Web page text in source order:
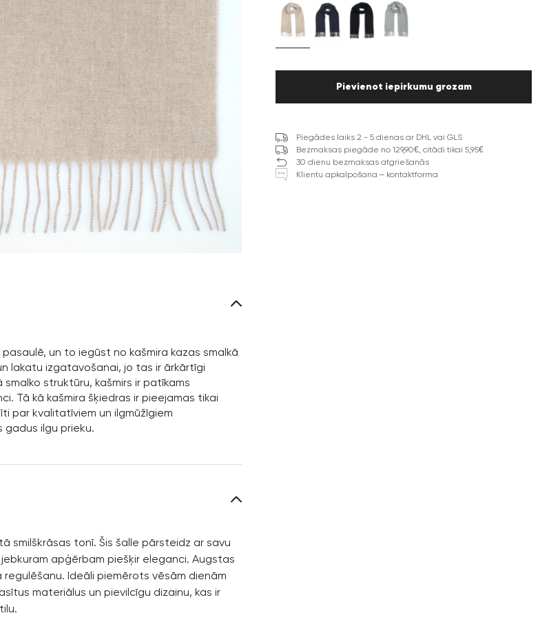
un to iegūst no kašmira kazas smalkā
lakatu izgatavošanai, jo tas ir ārkārtīgi
struktūru, kašmirs ir patīkams
Tā kā kašmira šķiedras ir pieejamas tikai
par kvalitatīviem un ilgmūžīgiem
ilgu prieku.
smilškrāsas tonī. Šis šalle pārsteidz ar savu
apģērbam piešķir eleganci. Augstas
Ideāli piemērots vēsām dienām
materiālus un pievilcīgu dizainu, kas ir
Pievienot iepirkumu grozam
Piegādes laiks 2 - 5 dienas ar DHL vai GLS
Bezmaksas piegāde no 129,90€, citādi tikai 5,95€
30 dienu bezmaksas atgriešanās
Klientu apkalpošana – kontaktforma